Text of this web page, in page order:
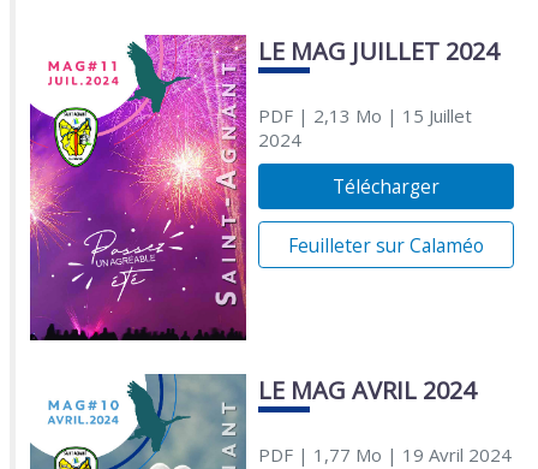
LE MAG JUILLET 2024
PDF| 2,13 Mo | 15 Juillet
2024
Télécharger
Feuilleter sur Calaméo
LE MAG AVRIL 2024
PDF| 1,77 Mo | 19 Avril 2024